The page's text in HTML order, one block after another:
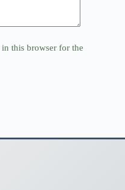
this browser for the